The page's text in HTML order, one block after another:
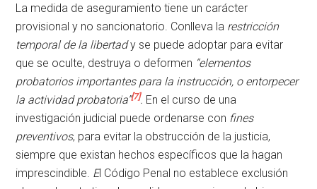
La medida de aseguramiento tiene un carácter
provisional y no sancionatorio. Conlleva la restricción
temporal de la libertady se puede adoptar para evitar
que se oculte, destruya o deformen “elementos
probatorios importantes para la instrucción, o entorpecer
la actividad probatoria”[7]. En el curso de una
investigación judicial puede ordenarse con fines
preventivos, para evitar la obstrucción de la justicia,
siempre que existan hechos específicos que la hagan
imprescindible. El Código Penal no establece exclusión